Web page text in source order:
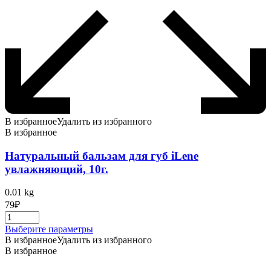
В избранноеУдалить из избранного
В избранное
Натуральный бальзам для губ iLene
увлажняющий, 10г.
0.01 kg
79₽
Выберите параметрыЭтот
товар
В избранноеУдалить из избранного
В избранное